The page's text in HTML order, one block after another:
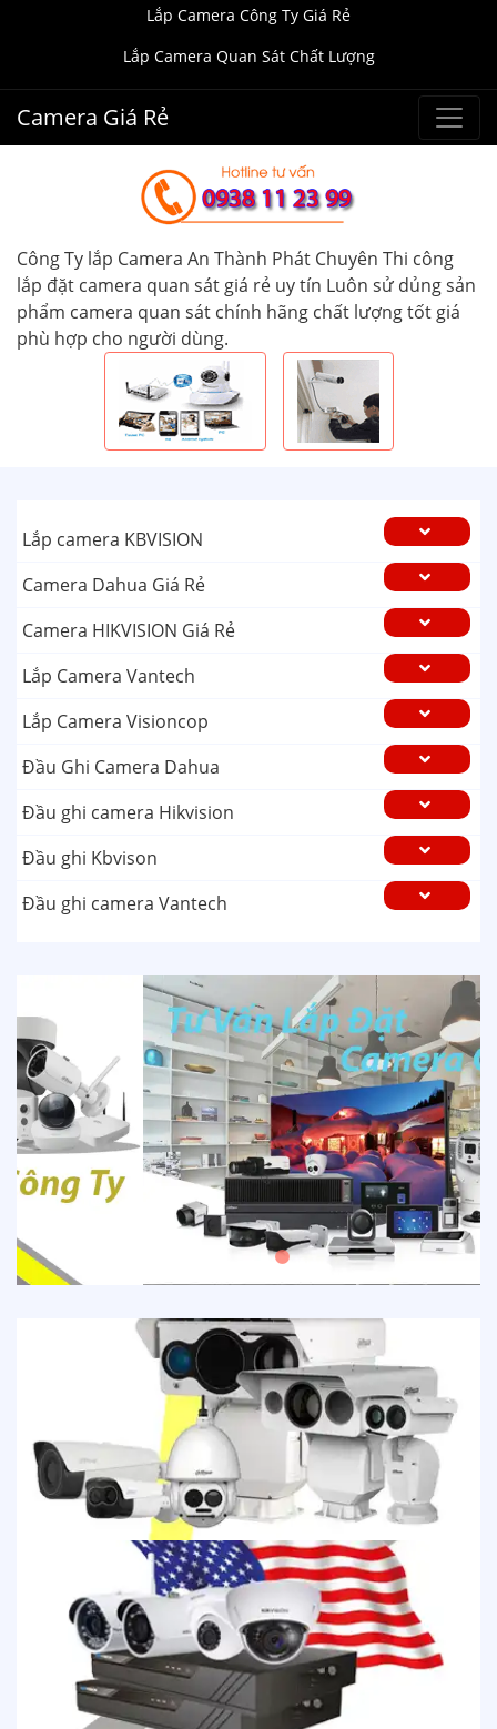
Lắp Camera Công Ty Giá Rẻ
Lắp Camera Quan Sát Chất Lượng
Camera Giá Rẻ
Công Ty lắp Camera An Thành Phát Chuyên Thi công
lắp đặt camera quan sát giá rẻ uy tín Luôn sử dủng sản
phẩm camera quan sát chính hãng chất lượng tốt giá
phù hợp cho người dùng.
Lắp camera KBVISION
Camera Dahua Giá Rẻ
Camera HIKVISION Giá Rẻ
Lắp Camera Vantech
Lắp Camera Visioncop
Đầu Ghi Camera Dahua
Đầu ghi camera Hikvision
Đầu ghi Kbvison
Đầu ghi camera Vantech